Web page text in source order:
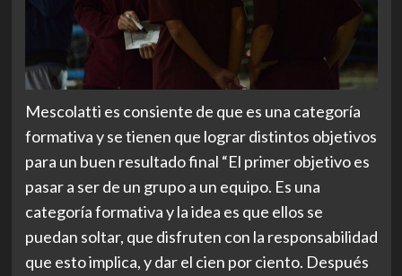
Mescolatti es consiente de que es una categoría
formativa y se tienen que lograr distintos objetivos
para un buen resultado final “El primer objetivo es
pasar a ser de un grupo a un equipo. Es una
categoría formativa y la idea es que ellos se
puedan soltar, que disfruten con la responsabilidad
que esto implica, y dar el cien por ciento. Después